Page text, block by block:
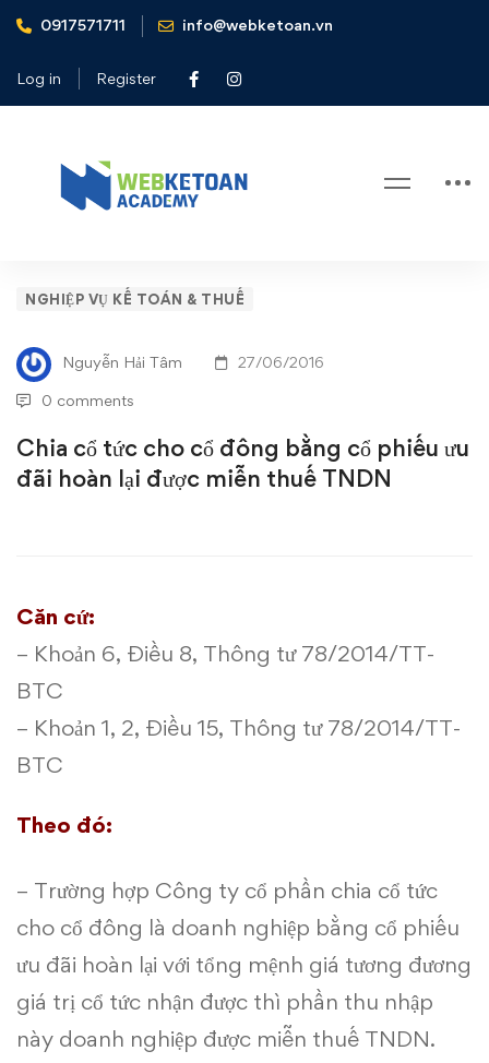
0917571711 info@webketoan.vn
Log in Register
Home
Nghiệp vụ Kế toán & Thuế
miễn thuế TNDN
Chia
cổ
tức
cho
cổ
bằng
cổ
phiếu
ưu
đãi
hoàn
lại
được
miễn
thuế
NGHIỆP VỤ KẾ TOÁN & THUẾ
Nguyễn Hải Tâm 27/06/2016
0 comments
Chia cổ tức cho cổ đông bằng cổ phiếu ưu
đãi hoàn lại được miễn thuế TNDN
Căn cứ:
– Khoản 6, Điều 8, Thông tư 78/2014/TT-
BTC
– Khoản 1, 2, Điều 15, Thông tư 78/2014/TT-
BTC
Theo đó:
– Trường hợp Công ty cổ phần chia cổ tức
cho cổ đông là doanh nghiệp bằng cổ phiếu
ưu đãi hoàn lại với tổng mệnh giá tương đương
giá trị cổ tức nhận được thì phần thu nhập
này doanh nghiệp được miễn thuế TNDN.